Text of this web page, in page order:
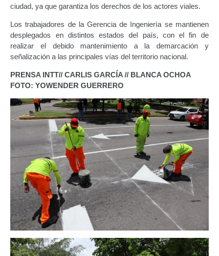
Estructura Organizativa del INTT
Homologación
Autorización de Circulación Para Unidades Que
Transportan Mercancía De Alto Riesgo.
Para Vehículos Importados.
Constancia de cumplimiento sobre la composición
y ubicación Número de Identificación vehicular (NIV).
Homologación de Prototipo Vehicular.
Homologación Vehícular Por Reformas de
Importancia o Cambio de Características (Aplica para
Vehículos de Carga, Transporte de Personas y Gruas).
Registro de Empresas Fabricantes, Ensambladoras,
Carroceras, Importadoras, Distribuidoras y Talleres
Especializados en Reformas de Vehículos (REFECIV).
ciudad, ya que garantiza los derechos de los actores viales.
Los trabajadores de la Gerencia de Ingeniería se mantienen
desplegados en distintos estados del país, con el fin de
realizar el debido mantenimiento a la demarcación y
señalización a las principales vías del territorio nacional.
PRENSA INTT// CARLIS GARCÍA // BLANCA OCHOA
FOTO: YOWENDER GUERRERO